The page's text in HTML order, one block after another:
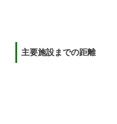
主要施設までの距離